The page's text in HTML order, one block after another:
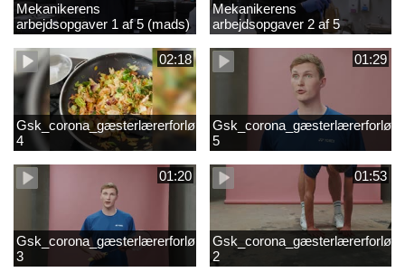
Mekanikerens
arbejdsopgaver 1 af 5 (mads)
Mekanikerens
arbejdsopgaver 2 af 5
(magnus)
02:18
Gsk_corona_gæsterlærerforløb_Axelsen_del
4
01:29
5
01:20
Gsk_corona_gæsterlærerforløb_Axelsen_del
3
01:53
2